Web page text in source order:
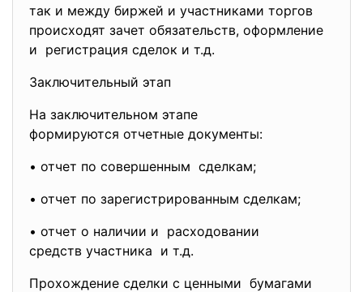
так и между биржей и участниками торгов
происходят зачет обязательств, оформление
и регистрация сделок и т.д.
Заключительный этап
На заключительном этапе
формируются отчетные документы:
• отчет по совершенным сделкам;
• отчет по зарегистрированным сделкам;
• отчет о наличии и расходовании
средств участника и т.д.
Прохождение сделки с ценными бумагами